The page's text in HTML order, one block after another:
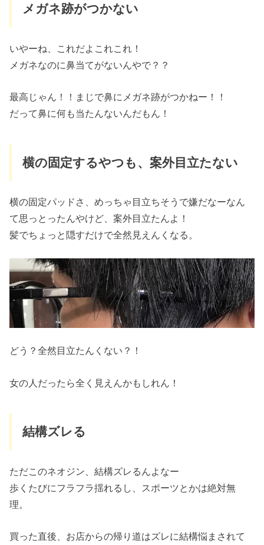
メガネ跡がつかない
いやーね、これだよこれこれ！
メガネなのに鼻当てがないんやで？？
最高じゃん！！まじで鼻にメガネ跡がつかねー！！
だって鼻に何も当たんないんだもん！
横の固定するやつも、案外目立たない
横の固定パッドさ、めっちゃ目立ちそうで嫌だなーなん
て思っとったんやけど、案外目立たんよ！
髪でちょっと隠すだけで全然見えんくなる。
どう？全然目立たんくない？！
女の人だったら全く見えんかもしれん！
結構ズレる
ただこのネオジン、結構ズレるんよなー
歩くたびにフラフラ揺れるし、スポーツとかは絶対無
理。
買った直後、お店からの帰り道はズレに結構悩まされて